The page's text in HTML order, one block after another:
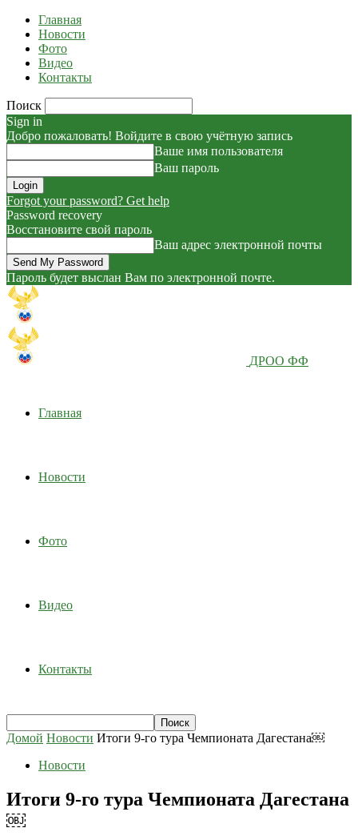
Главная
Новости
Фото
Видео
Контакты
Поиск
Sign in
Добро пожаловать! Войдите в свою учётную запись
Ваше имя пользователя
Ваш пароль
Forgot your password? Get help
Password recovery
Восстановите свой пароль
Ваш адрес электронной почты
Пароль будет выслан Вам по электронной почте.
ДРОО ФФ
Главная
Новости
Фото
Видео
Контакты
Домой Новости Итоги 9-го тура Чемпионата Дагестана￼
Новости
Итоги 9-го тура Чемпионата Дагестана
￼